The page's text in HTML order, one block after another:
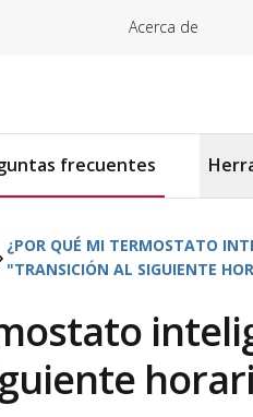
Acerca de
frecuentes
¿POR QUÉ MI TERMOSTATO
"TRANSICIÓN AL SIGUIENTE